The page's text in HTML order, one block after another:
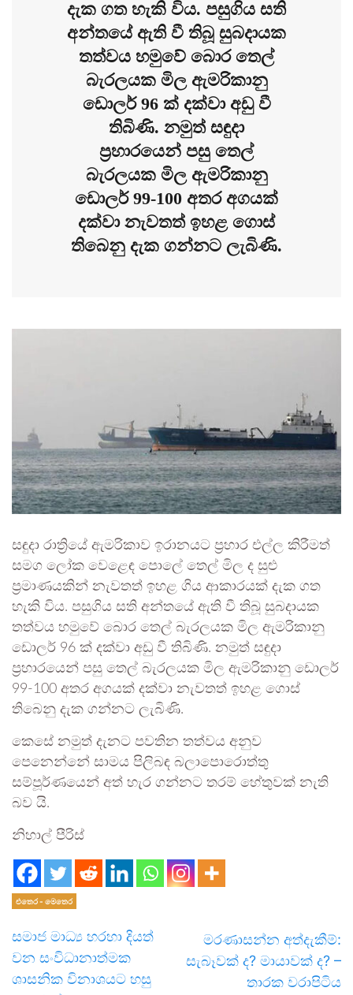
දැක ගත හැකි විය. පසුගිය සති
අන්තයේ ඇති වී තිබූ සුබදායක
තත්වය හමුවේ බොර තෙල්
බැරලයක මිල ඇමරිකානු
ඩොලර් 96 ක් දක්වා අඩු වී
තිබිණි. නමුත් සඳුදා
ප්‍රහාරයෙන් පසු තෙල්
බැරලයක මිල ඇමරිකානු
ඩොලර් 99-100 අතර අගයක්
දක්වා නැවතත් ඉහළ ගොස්
තිබෙනු දැක ගන්නට ලැබිණි.
සඳුදා රාත්‍රියේ ඇමරිකාව ඉරානයට ප්‍රහාර එල්ල කිරීමත්
සමග ලෝක වෙළෙඳ පොලේ තෙල් මිල ද සුළු
ප්‍රමාණයකින් නැවතත් ඉහළ ගිය ආකාරයක් දැක ගත
හැකි විය. පසුගිය සති අන්තයේ ඇති වී තිබූ සුබදායක
තත්වය හමුවේ බොර තෙල් බැරලයක මිල ඇමරිකානු
ඩොලර් 96 ක් දක්වා අඩු වී තිබිණි. නමුත් සඳුදා
ප්‍රහාරයෙන් පසු තෙල් බැරලයක මිල ඇමරිකානු ඩොලර්
99-100 අතර අගයක් දක්වා නැවතත් ඉහළ ගොස්
තිබෙනු දැක ගන්නට ලැබිණි.
කෙසේ නමුත් දැනට පවතින තත්වය අනුව
පෙනෙන්නේ සාමය පිලිබඳ බලාපොරොත්තු
සම්පූර්ණයෙන් අත් හැර ගන්නට තරම් හේතුවක් නැති
බව යි.
නිහාල් පීරිස්
එතෙර - මෙතෙර
සමාජ මාධ්‍ය හරහා දියත්
වන සංවිධානාත්මක
ශාසනික විනාශයට හසු
මරණාසන්න අත්දැකීම්:
සැබෑවක් ද? මායාවක් ද? –
තාරක වරාපිටිය